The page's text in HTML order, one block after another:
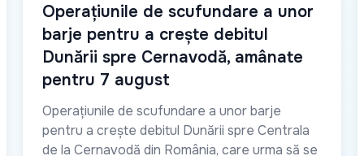
Operațiunile de scufundare a unor
barje pentru a crește debitul
Dunării spre Cernavodă, amânate
pentru 7 august
Operațiunile de scufundare a unor barje
pentru a crește debitul Dunării spre Centrala
de la Cernavodă din România, care urma să se